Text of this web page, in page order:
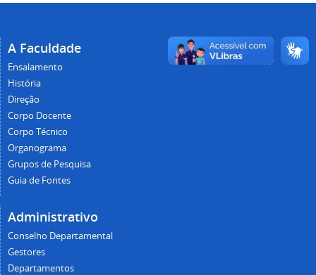
A Faculdade
Ensalamento
História
Direção
Corpo Docente
Corpo Técnico
Organograma
Grupos de Pesquisa
Guia de Fontes
Administrativo
Conselho Departamental
Gestores
Departamentos